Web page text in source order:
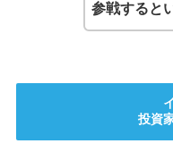
参戦すると
投資